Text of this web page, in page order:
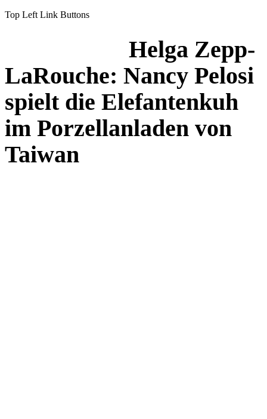
Top Left Link Buttons
Helga Zepp-
LaRouche: Nancy Pelosi
spielt die Elefantenkuh
im Porzellanladen von
Taiwan